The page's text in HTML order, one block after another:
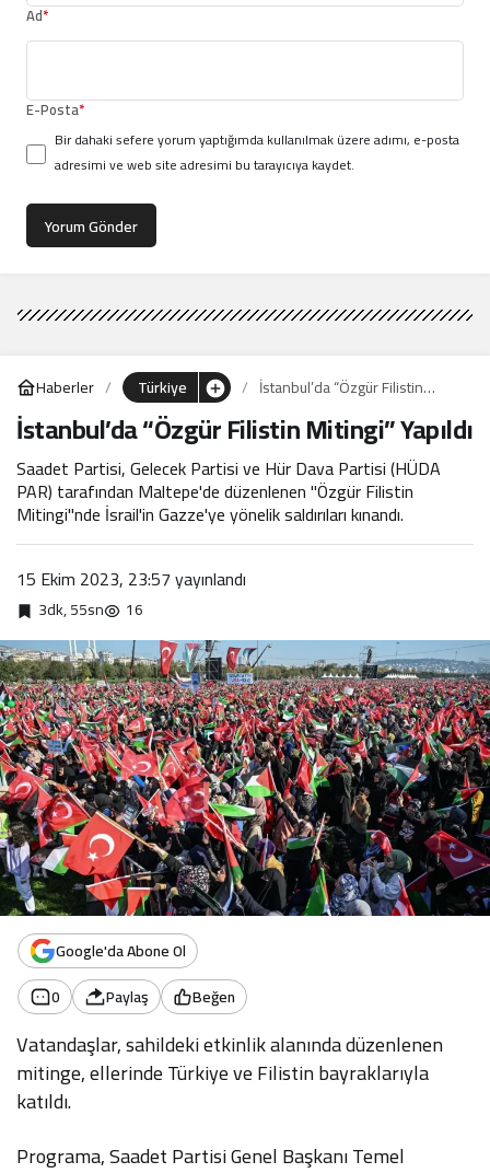
Ad*
E-Posta*
Bir dahaki sefere yorum yaptığımda kullanılmak üzere adımı, e-posta
adresimi ve web site adresimi bu tarayıcıya kaydet.
Yorum Gönder
Haberler Türkiye
İstanbul’da “Özgür Filistin
Mitingi” Yapıldı
İstanbul’da “Özgür Filistin Mitingi” Yapıldı
Saadet Partisi, Gelecek Partisi ve Hür Dava Partisi (HÜDA
PAR) tarafından Maltepe'de düzenlenen "Özgür Filistin
Mitingi"nde İsrail'in Gazze'ye yönelik saldırıları kınandı.
15 Ekim 2023, 23:57yayınlandı
3dk, 55sn 16
Google'da Abone Ol
0
Paylaş Beğen
Vatandaşlar, sahildeki etkinlik alanında düzenlenen
mitinge, ellerinde Türkiye ve Filistin bayraklarıyla
katıldı.
Programa, Saadet Partisi Genel Başkanı Temel